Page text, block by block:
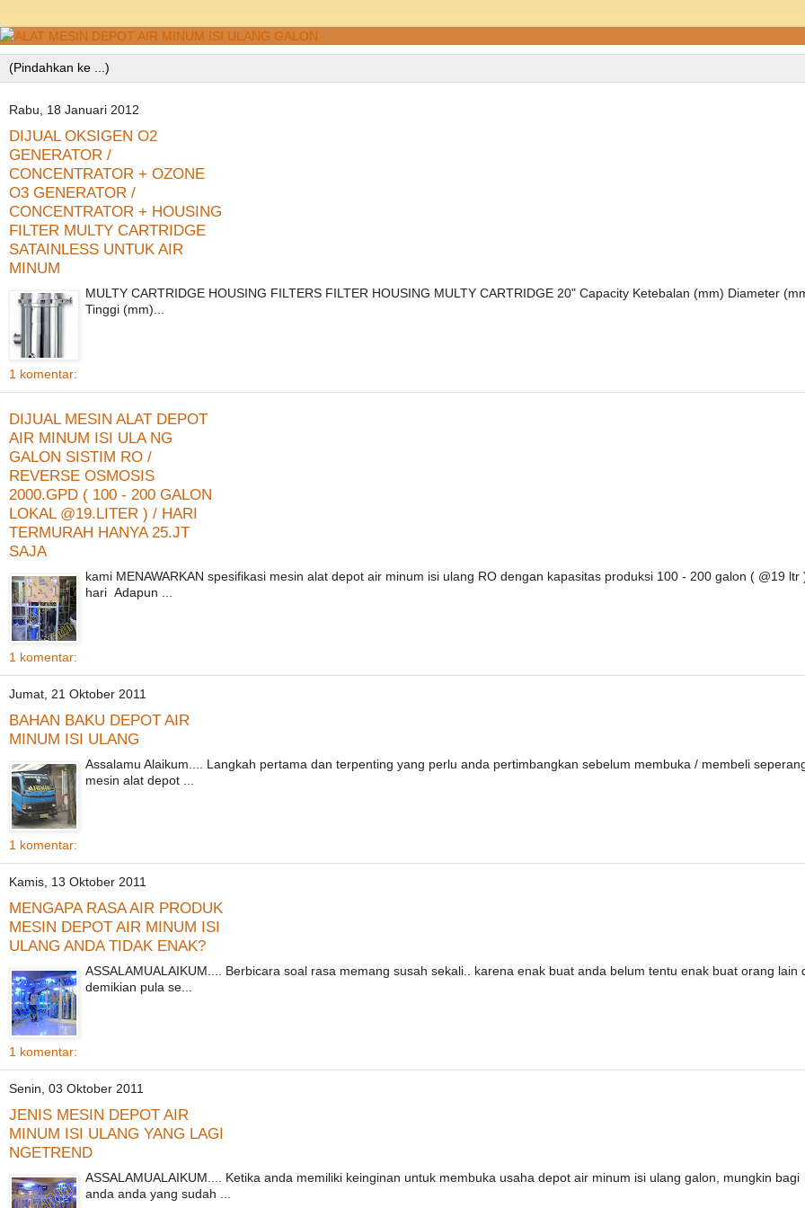
Rabu, 18 Januari 2012
DIJUAL OKSIGEN O2
GENERATOR /
CONCENTRATOR + OZONE
O3 GENERATOR /
CONCENTRATOR + HOUSING
FILTER MULTY CARTRIDGE
SATAINLESS UNTUK AIR
MINUM
MULTY CARTRIDGE HOUSING FILTERS FILTER HOUSING MULTY CARTRIDGE 20" Capacity Ketebalan (mm) Diameter
Tinggi (mm)...
1 komentar:
DIJUAL MESIN ALAT DEPOT
AIR MINUM ISI ULA NG
GALON SISTIM RO /
REVERSE OSMOSIS
2000.GPD ( 100 - 200 GALON
LOKAL @19.LITER ) / HARI
TERMURAH HANYA 25.JT
SAJA
kami MENAWARKAN spesifikasi mesin alat depot air minum isi ulang RO dengan kapasitas produksi 100 - 200 galon ( @19 ltr
hari Adapun ...
1 komentar:
Jumat, 21 Oktober 2011
BAHAN BAKU DEPOT AIR
MINUM ISI ULANG
Assalamu Alaikum.... Langkah pertama dan terpenting yang perlu anda pertimbangkan sebelum membuka / membeli
mesin alat depot ...
1 komentar:
Kamis, 13 Oktober 2011
MENGAPA RASA AIR PRODUK
MESIN DEPOT AIR MINUM ISI
ULANG ANDA TIDAK ENAK?
ASSALAMUALAIKUM.... Berbicara soal rasa memang susah sekali.. karena enak buat anda belum tentu enak buat orang lain
demikian pula se...
1 komentar:
Senin, 03 Oktober 2011
JENIS MESIN DEPOT AIR
MINUM ISI ULANG YANG LAGI
NGETREND
ASSALAMUALAIKUM.... Ketika anda memiliki keinginan untuk membuka usaha depot air minum isi ulang galon, mungkin bagi
anda anda yang sudah ...